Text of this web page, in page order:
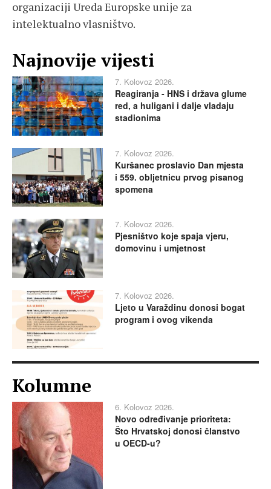
organizaciji Ureda Europske unije za
intelektualno vlasništvo.
Najnovije vijesti
7. Kolovoz 2026.
Reagiranja - HNS i država glume
red, a huligani i dalje vladaju
stadionima
7. Kolovoz 2026.
Kuršanec proslavio Dan mjesta
i 559. obljetnicu prvog pisanog
spomena
7. Kolovoz 2026.
Pjesništvo koje spaja vjeru,
domovinu i umjetnost
7. Kolovoz 2026.
Ljeto u Varaždinu donosi bogat
program i ovog vikenda
Kolumne
6. Kolovoz 2026.
Novo određivanje prioriteta:
Što Hrvatskoj donosi članstvo
u OECD-u?